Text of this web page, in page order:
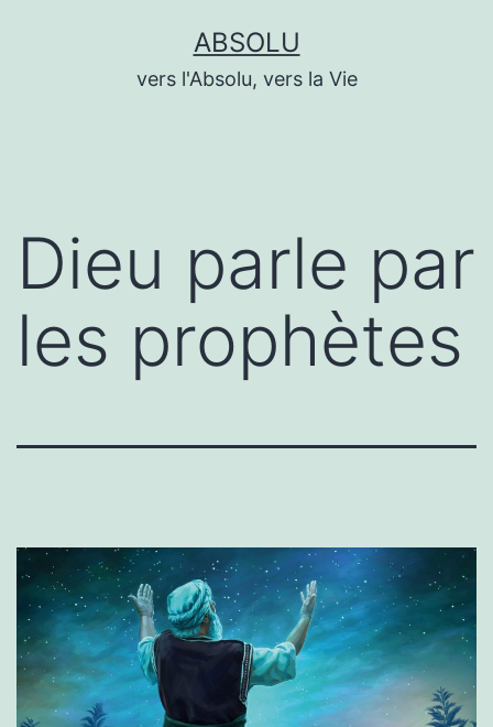
ABSOLU
vers l'Absolu, vers la Vie
Dieu parle par
les prophètes